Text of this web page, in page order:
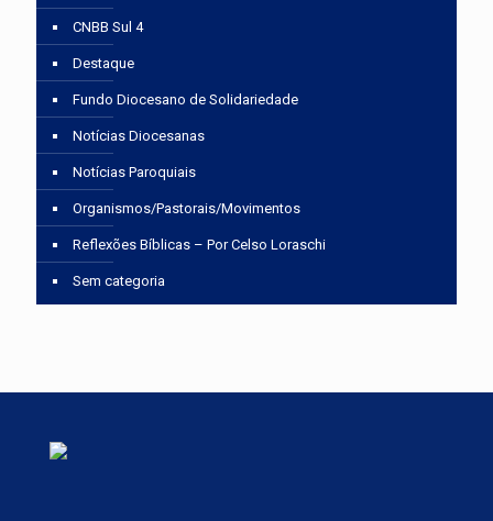
CNBB Sul 4
Destaque
Fundo Diocesano de Solidariedade
Notícias Diocesanas
Notícias Paroquiais
Organismos/Pastorais/Movimentos
Reflexões Bíblicas – Por Celso Loraschi
Sem categoria